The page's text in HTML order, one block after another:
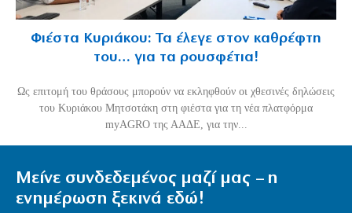
Φιέστα Κυριάκου: Τα έλεγε στον καθρέφτη
του… για τα ρουσφέτια!
Ως επιτομή του θράσους μπορούν να εκληφθούν οι χθεσινές δηλώσεις
του Κυριάκου Μητσοτάκη στη φιέστα για τη νέα πλατφόρμα
myAGRO της ΑΑΔΕ, για την...
Μείνε συνδεδεμένος μαζί μας – η
ενημέρωση ξεκινά εδώ!